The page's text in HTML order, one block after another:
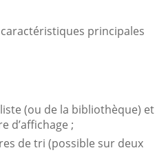
principales
(ou de la bibliothèque) et
d’affichage ;
de tri (possible sur deux